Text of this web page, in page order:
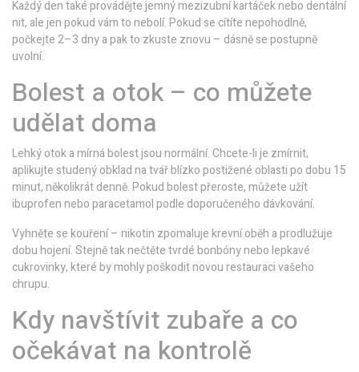
Každý den také provádějte jemný mezizubní kartáček nebo dentální
nit, ale jen pokud vám to nebolí. Pokud se cítíte nepohodlně,
počkejte 2–3 dny a pak to zkuste znovu – dásně se postupně
uvolní.
Bolest a otok – co můžete
udělat doma
Lehký otok a mírná bolest jsou normální. Chcete-li je zmírnit,
aplikujte studený obklad na tvář blízko postižené oblasti po dobu 15
minut, několikrát denně. Pokud bolest přeroste, můžete užít
ibuprofen nebo paracetamol podle doporučeného dávkování.
Vyhněte se kouření – nikotin zpomaluje krevní oběh a prodlužuje
dobu hojení. Stejně tak nečtěte tvrdé bonbóny nebo lepkavé
cukrovinky, které by mohly poškodit novou restauraci vašeho
chrupu.
Kdy navštívit zubaře a co
očekávat na kontrolě